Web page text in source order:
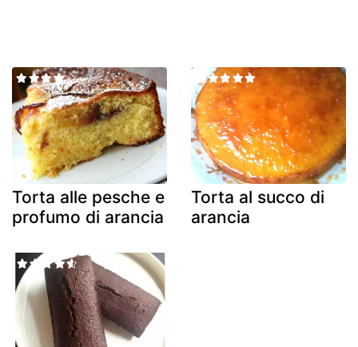
Torta alle pesche e
profumo di arancia
Torta al succo di
arancia